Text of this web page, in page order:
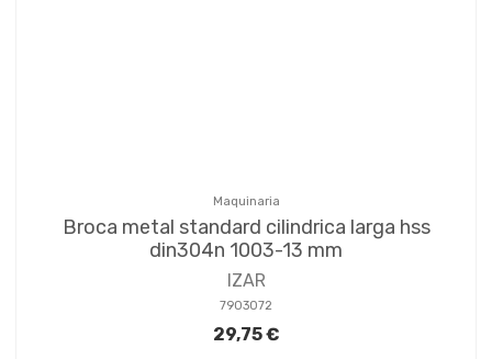
Maquinaria
Broca metal standard cilindrica larga hss
din304n 1003-13 mm
IZAR
7903072
29,75 €